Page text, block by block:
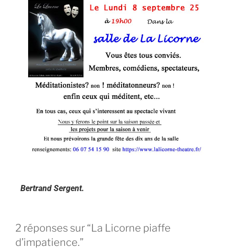
Bertrand Sergent.
2 réponses sur “La Licorne piaffe
d’impatience.”